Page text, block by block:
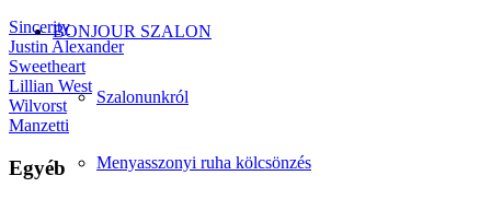
BONJOUR SZALON
Szalonunkról
Menyasszonyi ruha kölcsönzés
Sincerity
Justin Alexander
Sweetheart
Lillian West
Wilvorst
Manzetti
Egyéb